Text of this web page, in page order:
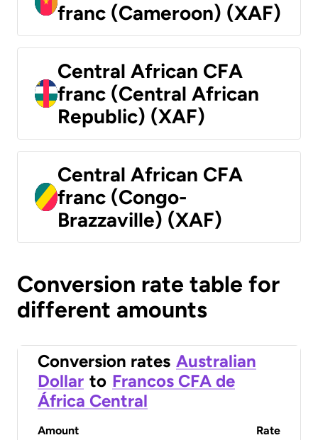
franc (Cameroon) (XAF)
Central African CFA
franc (Central African
Republic) (XAF)
Central African CFA
franc (Congo-
Brazzaville) (XAF)
Conversion rate table for
different amounts
Conversion rates Australian
Dollar to Francos CFA de
África Central
Amount Rate